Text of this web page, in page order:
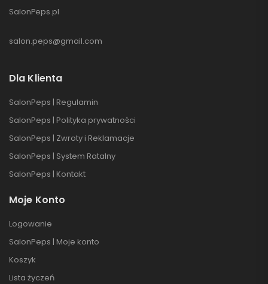
SalonPeps.pl
salon.peps@gmail.com
Dla Klienta
SalonPeps | Regulamin
SalonPeps | Polityka prywatności
SalonPeps | Zwroty i Reklamacje
SalonPeps | System Ratalny
SalonPeps | Kontakt
Moje Konto
Logowanie
SalonPeps | Moje konto
Koszyk
Lista życzeń